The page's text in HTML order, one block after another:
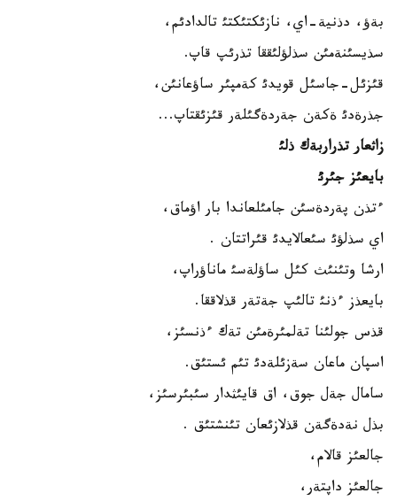
بةؤ، دذنية-اي، نازئكتئكتئ تالدادئم،
سذيسئنةمئن سذلؤلئققا تذرئپ قاپ.
قئزئل-جاسئل قويدئ كةمپئر ساؤعانئن،
جذرةدئ ةكةن جةردةگئلةر قئزئقتاپ...
زاثعار تذراربةك ذلئ
بايعئز جئرئ
ءتذن پةردةسئن جامئلعاندا بار اؤماق،
اي سذلؤئ سئعالايدئ قئراتتان .
ارشا وتئنئث كئل ساؤلةسئ ماناؤراپ،
بايعذز ءذنئ تالئپ جةتةر قذلاققا.
قذس جولئنا تةلمئرةمئن تةك ءذنسئز،
اسپان ماعان سةزئلةدئ تئم ئستئق.
سامال جةل جوق، اق قايئثدار سئبئرسئز،
بذل نةدةگةن قذلازئعان تئنشتئق .
جالعئز قالام،
جالعئز داپتةر،